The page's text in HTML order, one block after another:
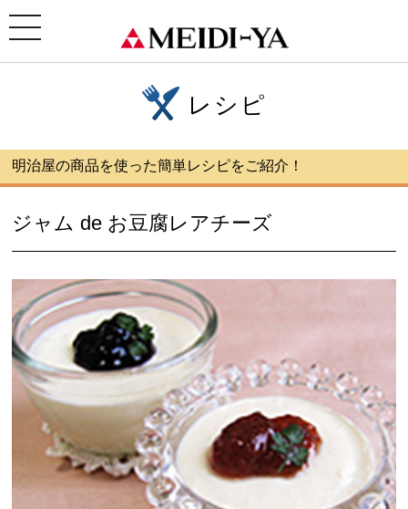
toggle
navigation
レシピ
明治屋の商品を使った簡単レシピをご紹介！
ジャム de お豆腐レアチーズ